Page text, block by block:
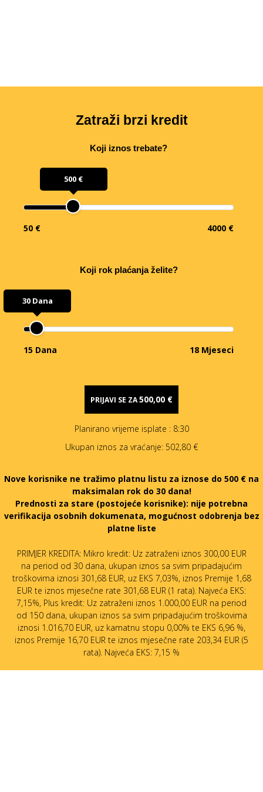
Zatraži brzi kredit
Koji iznos trebate?
500 €
50 € 4000 €
Koji rok plaćanja želite?
30 Dana
15 Dana 18 Mjeseci
PRIJAVI SE ZA500,00 €
Planirano vrijeme isplate : 8:30
Ukupan iznos za vraćanje: 502,80 €
Nove korisnike ne tražimo platnu listu za iznose do 500 € na
maksimalan rok do 30 dana!
Prednosti za stare (postojeće korisnike): nije potrebna
verifikacija osobnih dokumenata, mogućnost odobrenja bez
platne liste
PRIMJER KREDITA: Mikro kredit: Uz zatraženi iznos 300,00 EUR
na period od 30 dana, ukupan iznos sa svim pripadajućim
troškovima iznosi 301,68 EUR, uz EKS 7,03%, iznos Premije 1,68
EUR te iznos mjesečne rate 301,68 EUR (1 rata). Najveća EKS:
7,15%, Plus kredit: Uz zatraženi iznos 1.000,00 EUR na period
od 150 dana, ukupan iznos sa svim pripadajućim troškovima
iznosi 1.016,70 EUR, uz kamatnu stopu 0,00% te EKS 6,96 %,
iznos Premije 16,70 EUR te iznos mjesečne rate 203,34 EUR (5
rata). Najveća EKS: 7,15 %